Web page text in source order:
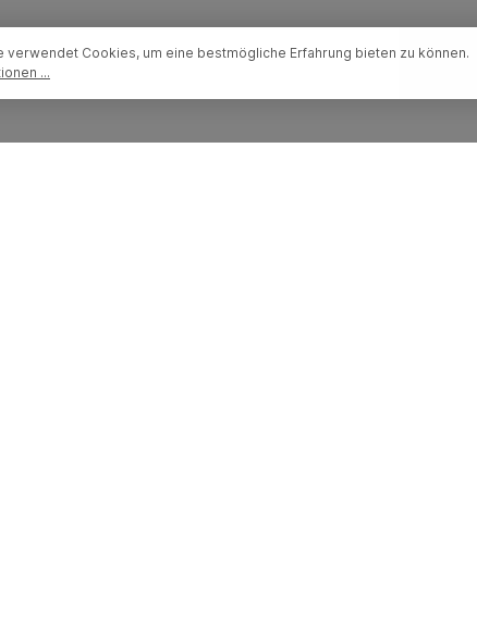
verwendet Cookies, um eine bestmögliche Erfahrung bieten zu können.
...